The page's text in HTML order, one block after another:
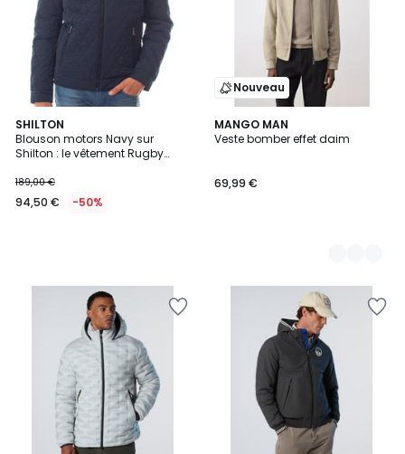
SHILTON
Blouson motors Navy sur
Shilton : le vêtement Rugby
189,00 €
94,50 € -50%
Nouveau
MANGO MAN
Veste bomber effet daim
69,99 €
2
Couleurs